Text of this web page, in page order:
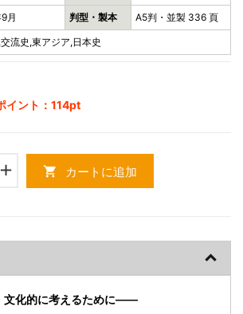
月 判型・製本 A5判・並製 336 頁
流史,東アジア,日本史
イント：114pt
add shopping_cart カートに追加
文化的に考えるために――